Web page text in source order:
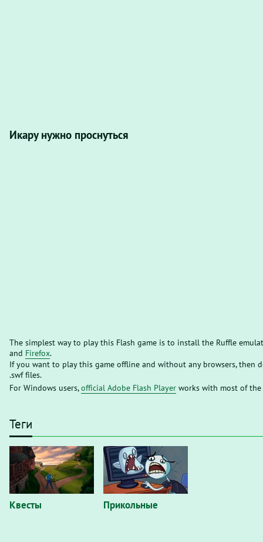
Икару нужно проснуться
The simplest way to play this Flash game is to install the Ruffle
and Firefox.
If you want to play this game offline and without any browsers, then
.swf files.
For Windows users,official Adobe Flash Player works with most of the
Теги
Квесты Прикольные